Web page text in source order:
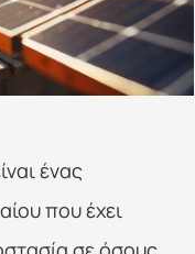
ένας
που έχει